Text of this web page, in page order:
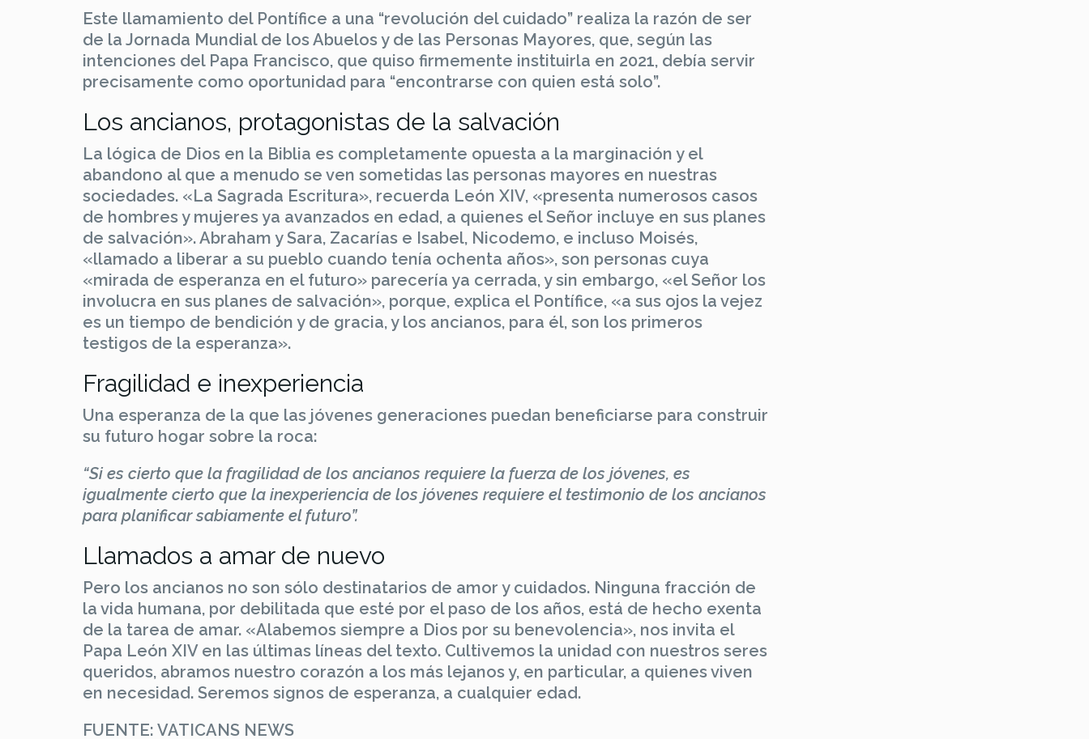
Este llamamiento del Pontífice a una “revolución del cuidado” realiza la razón de ser
de la Jornada Mundial de los Abuelos y de las Personas Mayores, que, según las
intenciones del Papa Francisco, que quiso firmemente instituirla en 2021, debía servir
precisamente como oportunidad para “encontrarse con quien está solo”.
Los ancianos, protagonistas de la salvación
La lógica de Dios en la Biblia es completamente opuesta a la marginación y el
abandono al que a menudo se ven sometidas las personas mayores en nuestras
sociedades. «La Sagrada Escritura», recuerda León XIV, «presenta numerosos casos
de hombres y mujeres ya avanzados en edad, a quienes el Señor incluye en sus planes
de salvación». Abraham y Sara, Zacarías e Isabel, Nicodemo, e incluso Moisés,
«llamado a liberar a su pueblo cuando tenía ochenta años», son personas cuya
«mirada de esperanza en el futuro» parecería ya cerrada, y sin embargo, «el Señor los
involucra en sus planes de salvación», porque, explica el Pontífice, «a sus ojos la vejez
es un tiempo de bendición y de gracia, y los ancianos, para él, son los primeros
testigos de la esperanza».
Fragilidad e inexperiencia
Una esperanza de la que las jóvenes generaciones puedan beneficiarse para construir
su futuro hogar sobre la roca:
“Si es cierto que la fragilidad de los ancianos requiere la fuerza de los jóvenes, es
igualmente cierto que la inexperiencia de los jóvenes requiere el testimonio de los ancianos
para planificar sabiamente el futuro”.
Llamados a amar de nuevo
Pero los ancianos no son sólo destinatarios de amor y cuidados. Ninguna fracción de
la vida humana, por debilitada que esté por el paso de los años, está de hecho exenta
de la tarea de amar. «Alabemos siempre a Dios por su benevolencia», nos invita el
Papa León XIV en las últimas líneas del texto. Cultivemos la unidad con nuestros seres
queridos, abramos nuestro corazón a los más lejanos y, en particular, a quienes viven
en necesidad. Seremos signos de esperanza, a cualquier edad.
FUENTE: VATICANS NEWS